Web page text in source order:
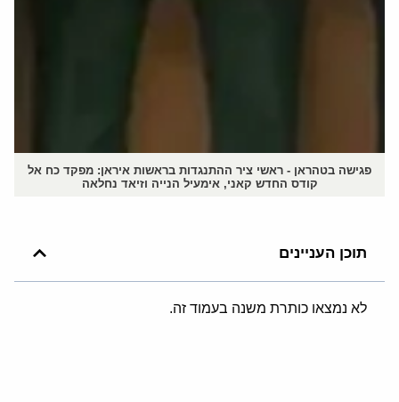
פגישה בטהראן - ראשי ציר ההתנגדות בראשות איראן: מפקד כח אל
קודס החדש קאני, אימעיל הנייה וזיאד נחלאה
תוכן העניינים
לא נמצאו כותרת משנה בעמוד זה.